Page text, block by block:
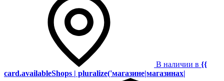
В наличии в {{
card.availableShops | pluralize('магазине|магазинах|